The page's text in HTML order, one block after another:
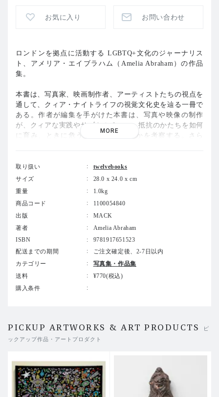
お気に入り お問い合わせ
ロンドンを拠点に活動する LGBTQ+文化のジャーナリス
ト、アメリア・エイブラハム（Amelia Abraham）の作品
集。
本書は、写真家、映画制作者、アーティストたちの視点を
通して、クィア・ナイトライフの視覚文化史を辿る一冊で
ある。作者が編集を手がけた本書は、写真や映像の制作
が、クィアな実践やサブカルチャー、抵抗のかたちを如何
に育み、ときに危うくもしてきたのかを考察する。さら
係性について何を語りうるのか、そして写真が快楽、政
治、抗議といかに交差するのかを問いかけている。
た」という痕跡の表明であると同時に、官能的であり、滑
稽であり、疎外的であり、暴力的であり、あるいは歓喜に
満ちたものでもある。それは鑑賞者を、自身のダンスフロ
ア、ストリップクラブ、サウナへと向かわせる衝動を呼び
起こす。本書は、クィア・ナイトライフの包括的な記録や
年代記ではなく、夜へと出かけ、そこに留まり、その場で
は芸術制作を通して新たな存在のあり方を夢見た人々への
ラブレターとして編まれている。
レネ・マティッチ（Rene Matić）とアジャム・X（Ajamu
X）、ジャック・パーレット（Jack Parlett）、タヴィア・
th）、シータ・バラニ（Sita Balani）とスニル・グプタ
（Sunil Gupta）、アリエル・ゴールドバーグ（Ariel Gold
berg）、スウェットマザー（Sweatmother）、アサ・セレ
シン（Asa Seresin）、レガシー・ラッセル（Legacy Russe
MORE
取り扱い
twelvebooks
サイズ
28.0 x 24.0 x cm
重量
1.0kg
商品コード
1100054840
出版
MACK
著者
Amelia Abraham
ISBN
9781917651523
配送までの期間
ご注文確定後、2-7日以内
カテゴリー
写真集・作品集
送料
¥770(税込)
購入条件
PICKUP ARTWORKS & ART PRODUCTS
ピ
ックアップ作品・アートプロダクト